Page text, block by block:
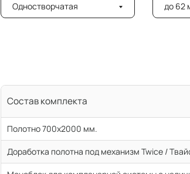
Одностворчатая до 62
Состав комплекта
Полотно 700x2000 мм.
Доработка полотна под механизм Twice /